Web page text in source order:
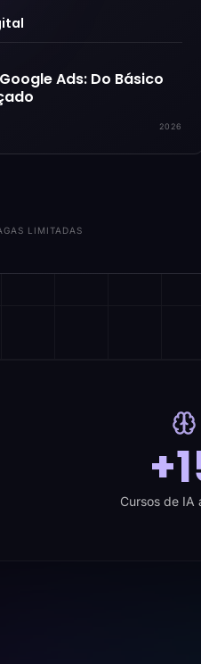
Ads: Do Básico
2026
LIMITADAS
Cursos de IA